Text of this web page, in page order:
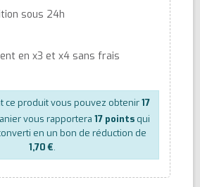
sous 24h
en x3 et x4 sans frais
ce produit vous pouvez obtenir17
vous rapportera 17 points qui
en un bon de réduction de
1,70 €.